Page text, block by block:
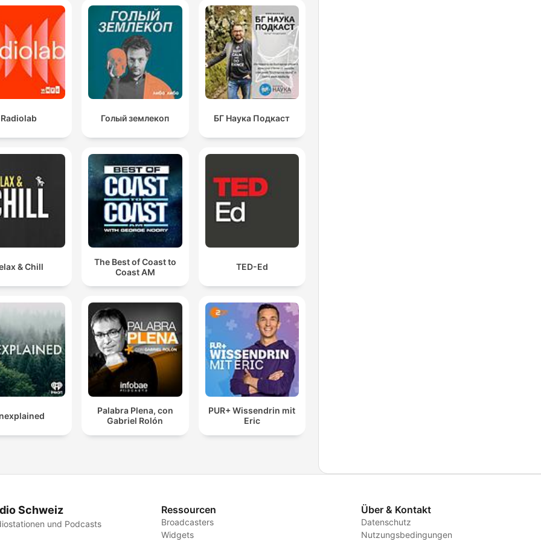
Radiolab Голый землекоп БГ Наука Подкаст
& Chill
The Best of Coast to
Coast AM
TED-Ed
Palabra Plena, con
Gabriel Rolón
PUR+ Wissendrin mit
Eric
Schweiz
und Podcasts
Ressourcen
Broadcasters
Widgets
Über & Kontakt
Datenschutz
Nutzungsbedingungen